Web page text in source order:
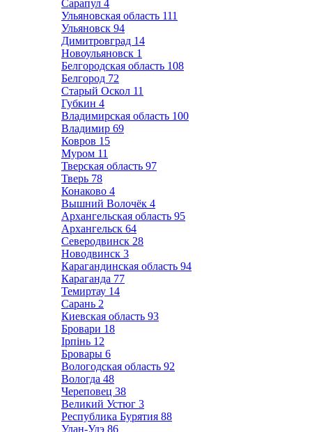
Сарапул 4
Ульяновская область 111
Ульяновск 94
Димитровград 14
Новоульяновск 1
Белгородская область 108
Белгород 72
Старый Оскол 11
Губкин 4
Владимирская область 100
Владимир 69
Ковров 15
Муром 11
Тверская область 97
Тверь 78
Конаково 4
Вышний Волочёк 4
Архангельская область 95
Архангельск 64
Северодвинск 28
Новодвинск 3
Карагандинская область 94
Караганда 77
Темиртау 14
Сарань 2
Киевская область 93
Бровари 18
Ірпінь 12
Бровары 6
Вологодская область 92
Вологда 48
Череповец 38
Великий Устюг 3
Республика Бурятия 88
Улан-Удэ 86